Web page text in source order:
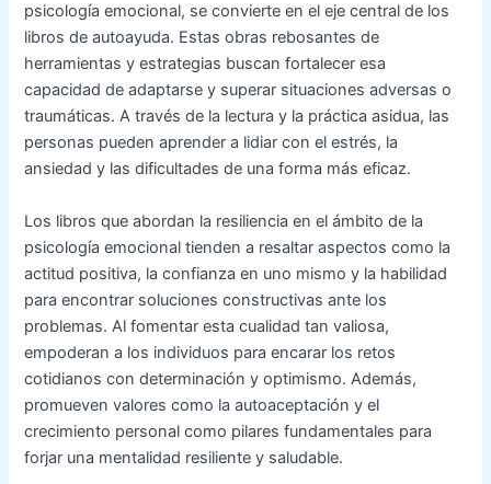
psicología emocional, se convierte en el eje central de los
libros de autoayuda. Estas obras rebosantes de
herramientas y estrategias buscan fortalecer esa
capacidad de adaptarse y superar situaciones adversas o
traumáticas. A través de la lectura y la práctica asidua, las
personas pueden aprender a lidiar con el estrés, la
ansiedad y las dificultades de una forma más eficaz.
Los libros que abordan la resiliencia en el ámbito de la
psicología emocional tienden a resaltar aspectos como la
actitud positiva, la confianza en uno mismo y la habilidad
para encontrar soluciones constructivas ante los
problemas. Al fomentar esta cualidad tan valiosa,
empoderan a los individuos para encarar los retos
cotidianos con determinación y optimismo. Además,
promueven valores como la autoaceptación y el
crecimiento personal como pilares fundamentales para
forjar una mentalidad resiliente y saludable.